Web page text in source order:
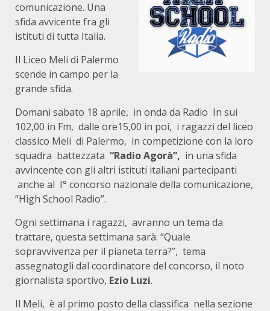
comunicazione. Una
sfida avvicente fra gli
istituti di tutta Italia.
Il Liceo Meli di Palermo
scende in campo per la
grande sfida.
Domani sabato 18 aprile, in onda da Radio In sui
102,00 in Fm, dalle ore15,00 in poi, i ragazzi del liceo
classico Meli di Palermo, in competizione con la loro
squadra battezzata “Radio Agorà”, in una sfida
avvincente con gli altri istituti italiani partecipanti
anche al I° concorso nazionale della comunicazione,
“High School Radio”.
Ogni settimana i ragazzi, avranno un tema da
trattare, questa settimana sarà: “Quale
sopravvivenza per il pianeta terra?”, tema
assegnatogli dal coordinatore del concorso, il noto
giornalista sportivo, Ezio Luzi.
Il Meli, è al primo posto della classifica nella sezione